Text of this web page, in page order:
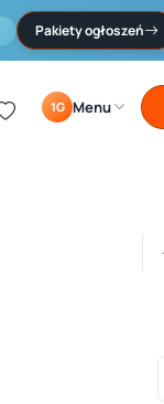
Pakiety ogłoszeń
1G Menu